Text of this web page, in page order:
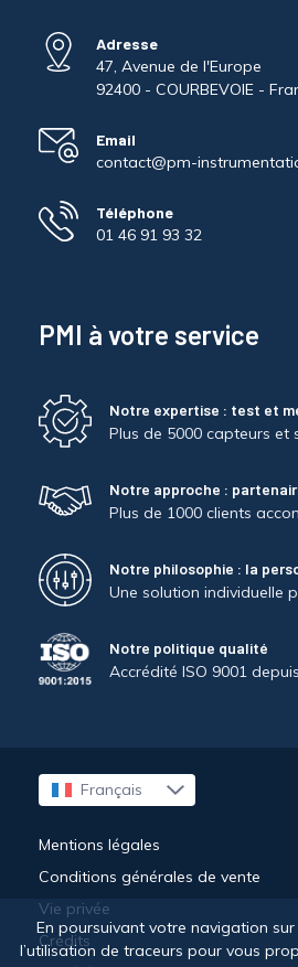
Adresse
47, Avenue de l'Europe
92400 - COURBEVOIE -
Email
contact@pm-
Téléphone
01 46 91 93 32
PMI à votre service
Notre expertise : test et
Plus de 5000 capteurs et
Notre approche :
Plus de 1000 clients
Notre philosophie : la
Une solution individuelle
Notre politique qualité
Accrédité ISO 9001
Français
English
Mentions légales
Conditions générales de vente
Vie privée
Crédits
En poursuivant votre navigation
l’utilisation de traceurs pour vous